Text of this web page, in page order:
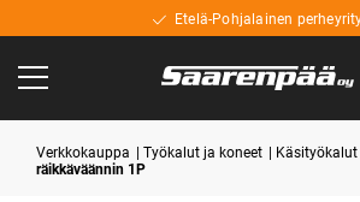
Etelä-Pohjalainen
Verkkokauppa Työkalut ja koneet Käsityökalut
räikkäväännin 1P